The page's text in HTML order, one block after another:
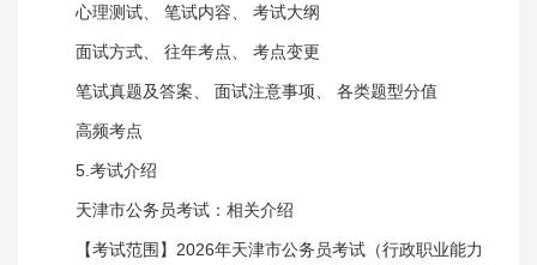
心理测试、 笔试内容、 考试大纲
面试方式、 往年考点、 考点变更
笔试真题及答案、 面试注意事项、 各类题型分值
高频考点
5.考试介绍
天津市公务员考试：相关介绍
【考试范围】2026年天津市公务员考试（行政职业能力